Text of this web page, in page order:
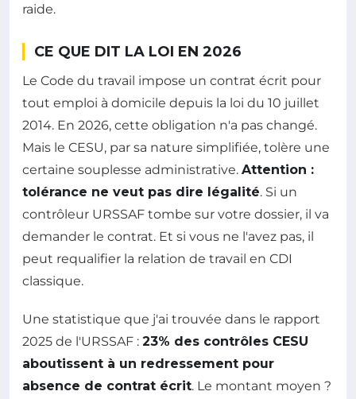
raide.
CE QUE DIT LA LOI EN 2026
Le Code du travail impose un contrat écrit pour
tout emploi à domicile depuis la loi du 10 juillet
2014. En 2026, cette obligation n'a pas changé.
Mais le CESU, par sa nature simplifiée, tolère une
certaine souplesse administrative. Attention :
tolérance ne veut pas dire légalité. Si un
contrôleur URSSAF tombe sur votre dossier, il va
demander le contrat. Et si vous ne l'avez pas, il
peut requalifier la relation de travail en CDI
classique.
Une statistique que j'ai trouvée dans le rapport
2025 de l'URSSAF : 23% des contrôles CESU
aboutissent à un redressement pour
absence de contrat écrit. Le montant moyen ?